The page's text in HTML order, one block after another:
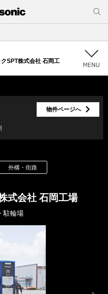
SPT株式会社 石岡工
物件ページへ
外構・街路
式会社 石岡工場
駐輪場